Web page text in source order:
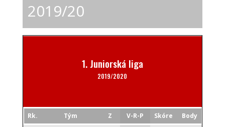
2019/20
1. Juniorská liga
2019/2020
Rk. Tým Z V-R-P Skóre
Body